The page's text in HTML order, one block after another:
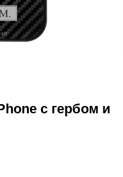
c гербом и